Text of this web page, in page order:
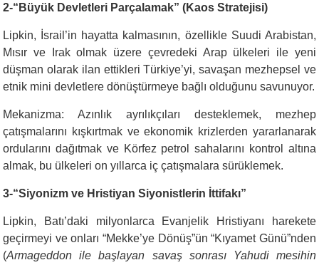
2-“Büyük Devletleri Parçalamak” (Kaos Stratejisi)
Lipkin, İsrail’in hayatta kalmasının, özellikle Suudi Arabistan,
Mısır ve Irak olmak üzere çevredeki Arap ülkeleri ile yeni
düşman olarak ilan ettikleri Türkiye’yi, savaşan mezhepsel ve
etnik mini devletlere dönüştürmeye bağlı olduğunu savunuyor.
Mekanizma: Azınlık ayrılıkçıları desteklemek, mezhep
çatışmalarını kışkırtmak ve ekonomik krizlerden yararlanarak
ordularını dağıtmak ve Körfez petrol sahalarını kontrol altına
almak, bu ülkeleri on yıllarca iç çatışmalara sürüklemek.
3-“Siyonizm ve Hristiyan Siyonistlerin İttifakı”
Lipkin, Batı’daki milyonlarca Evanjelik Hristiyanı harekete
geçirmeyi ve onları “Mekke’ye Dönüş”ün “Kıyamet Günü”nden
(Armageddon ile başlayan savaş sonrası Yahudi mesihin